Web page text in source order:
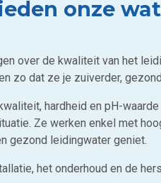
onze
over de kwaliteit van het
zo dat ze je zuiverder,
hardheid en pH-
Ze werken enkel met
gezond leidingwater geniet.
het onderhoud en de